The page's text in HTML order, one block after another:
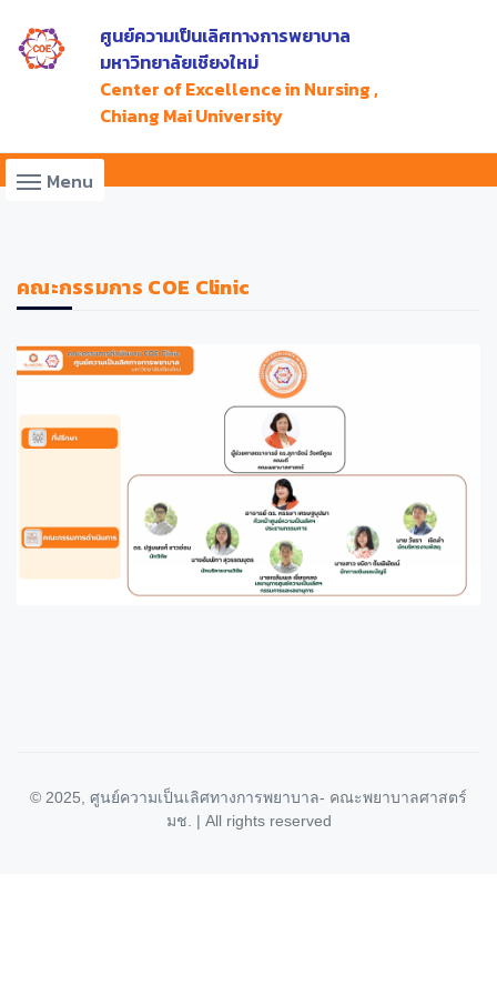
ศูนย์ความเป็นเลิศทางการพยาบาล
มหาวิทยาลัยเชียงใหม่
Center of Excellence in Nursing ,
Chiang Mai University
Menu
คณะกรรมการ COE Clinic
© 2025, ศูนย์ความเป็นเลิศทางการพยาบาล- คณะพยาบาลศาสตร์
มช. | All rights reserved